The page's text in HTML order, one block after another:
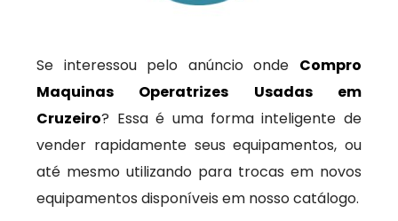
Se interessou pelo anúncio onde Compro
Maquinas Operatrizes Usadas em
Cruzeiro? Essa é uma forma inteligente de
vender rapidamente seus equipamentos, ou
até mesmo utilizando para trocas em novos
equipamentos disponíveis em nosso catálogo.